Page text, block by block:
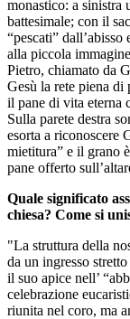
monastico: a sinistra
battesimale; con il
“pescati”
alla piccola
Pietro, chiamato da
Gesù la rete piena di
il pane di vita eterna
Sulla parete destra
esorta a riconoscere
mietitura” e il grano
pane offerto
Quale significato
chiesa? Come si
"La struttura della
da un ingresso
il suo apice nell’
celebrazione
riunita nel coro, ma